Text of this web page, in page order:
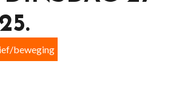
beweging